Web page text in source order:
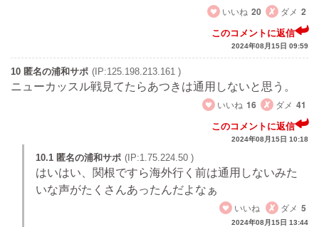
いいね 20 ダメ 2
このコメントに返信
2024年08月15日 09:59
10 匿名の浦和サポ (IP:125.198.213.161 )
ニューカッスル戦見てたらあつきは通用しないと思う。
いいね 16 ダメ 41
このコメントに返信
2024年08月15日 10:18
10.1 匿名の浦和サポ (IP:1.75.224.50 )
はいはい、関根ですら海外行く前は通用しないみた
いな声がたくさんあったんだよなぁ
いいね
ダメ 5
2024年08月15日 13:44